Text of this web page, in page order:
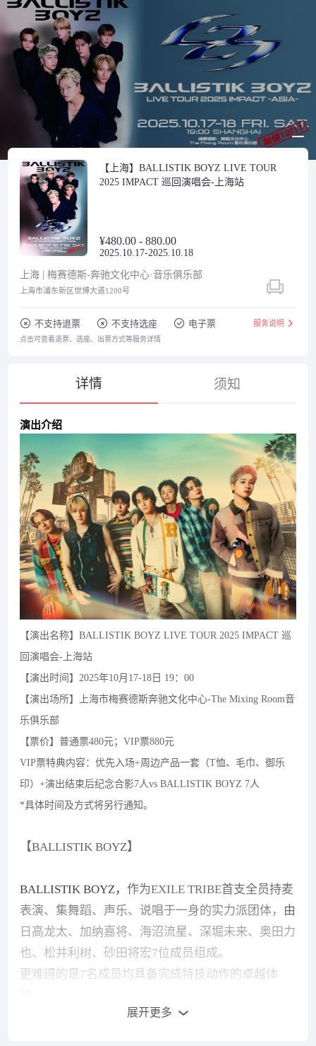
【上海】BALLISTIK BOYZ LIVE TOUR
2025 IMPACT 巡回演唱会-上海站
¥480.00 - 880.00
2025.10.17-2025.10.18
上海 | 梅赛德斯-奔驰文化中心·音乐俱乐部
上海市浦东新区世博大道1200号
不支持退票 不支持选座 电子票 服务说明
点击可查看退票、选座、出票方式等服务详情
详情 须知
演出介绍
【演出名称】BALLISTIK BOYZ LIVE TOUR 2025 IMPACT 巡
回演唱会-上海站
【演出时间】2025年10月17-18日 19：00
【演出场所】上海市梅赛德斯奔驰文化中心-The Mixing Room音
乐俱乐部
【票价】普通票480元；VIP票880元
VIP票特典内容：优先入场+周边产品一套（T恤、毛巾、御乐
印）+演出结束后纪念合影7人vs BALLISTIK BOYZ 7人
*具体时间及方式将另行通知。
【BALLISTIK BOYZ】
BALLISTIK BOYZ， 作为EXILE TRIBE首支全员持麦
表演、集舞蹈、声乐、说唱于一身的实力派团体，
由
日高龙太、加纳嘉将、海沼流星、深堀未来、奥田力
也、松井利树、砂田将宏7位成员组成。
更难得的是7名成员均具备完成特技动作的卓越体
以真实的音乐和现场表演不断扩大活动范围的实力派
展开更多
优先抢好票 就上纷玩岛
请填写手机号